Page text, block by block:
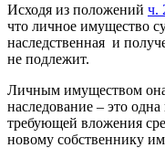
Исходя из положений ч.
что личное имущество
наследственная и
не подлежит.
Личным имуществом она
наследование – это
требующей вложения
новому собственнику